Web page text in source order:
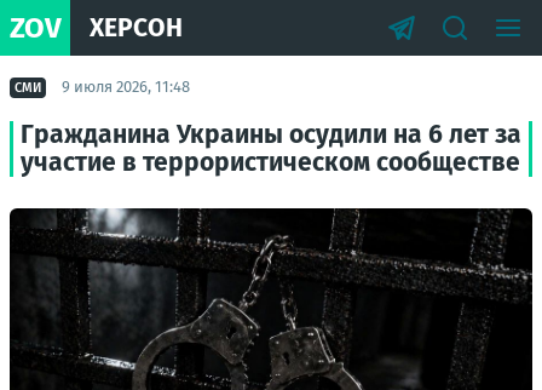
ZOV ХЕРСОН
СМИ 9 июля 2026, 11:48
Гражданина Украины осудили на 6 лет за
участие в террористическом сообществе